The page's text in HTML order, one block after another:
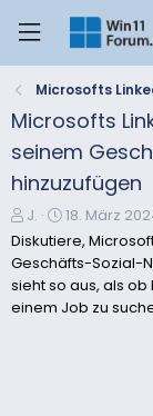
Microsofts
seinem
hinzuzufügen
E
r
s
t
e
J.
E
r
s
t
e
18. März
Diskutiere,
Geschäfts-Sozial-
sieht so aus, als ob
einem Job zu